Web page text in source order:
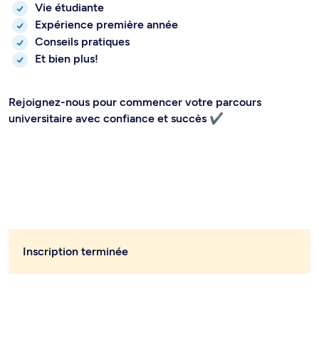
Vie étudiante
Expérience première année
Conseils pratiques
Et bien plus!
Rejoignez-nous pour commencer votre parcours
universitaire avec confiance et succès ✔️
Inscription terminée